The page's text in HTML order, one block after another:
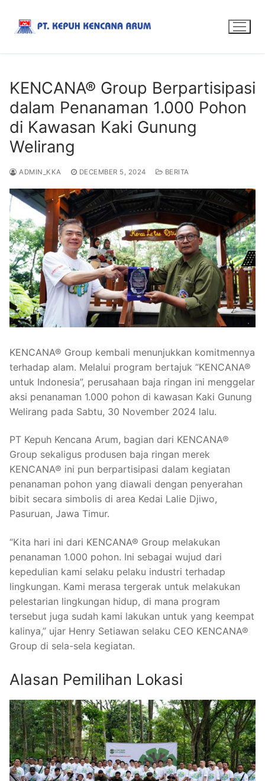
KENCANA® Group Berpartisipasi
dalam Penanaman 1.000 Pohon
di Kawasan Kaki Gunung
Welirang
ADMIN_KKA DECEMBER 5, 2024 BERITA
KENCANA® Group kembali menunjukkan komitmennya
terhadap alam. Melalui program bertajuk “KENCANA®
untuk Indonesia”, perusahaan baja ringan ini menggelar
aksi penanaman 1.000 pohon di kawasan Kaki Gunung
Welirang pada Sabtu, 30 November 2024 lalu.
PT Kepuh Kencana Arum, bagian dari KENCANA®
Group sekaligus produsen baja ringan merek
KENCANA® ini pun berpartisipasi dalam kegiatan
penanaman pohon yang diawali dengan penyerahan
bibit secara simbolis di area Kedai Lalie Djiwo,
Pasuruan, Jawa Timur.
“Kita hari ini dari KENCANA® Group melakukan
penanaman 1.000 pohon. Ini sebagai wujud dari
kepedulian kami selaku pelaku industri terhadap
lingkungan. Kami merasa tergerak untuk melakukan
pelestarian lingkungan hidup, di mana program
tersebut juga sudah kami lakukan untuk yang keempat
kalinya,” ujar Henry Setiawan selaku CEO KENCANA®
Group di sela-sela kegiatan.
Alasan Pemilihan Lokasi